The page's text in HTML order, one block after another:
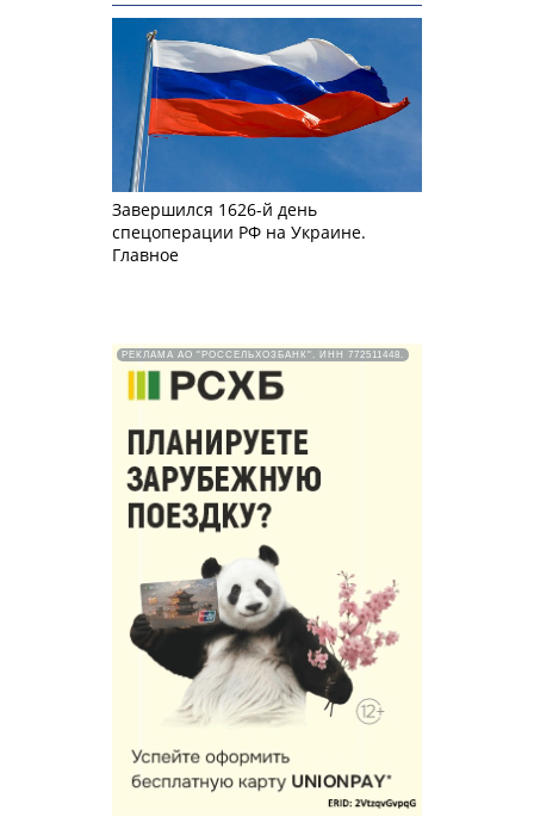
Завершился 1626-й день
спецоперации РФ на Украине.
Главное
РЕКЛАМА АО "РОССЕЛЬХОЗБАНК". ИНН 772511448.